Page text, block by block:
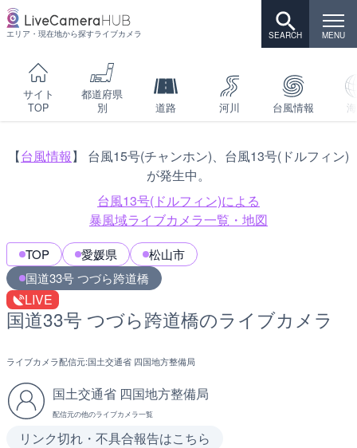
エリア・現在地から探すライブカメラ
サイト
TOP
都道府県
別
道路 河川 台風情報
【台風情報】 台風15号(チャンホン)、台風13号(ドルフィン)
が発生中。
台風13号(ドルフィン)による
暴風域ライブカメラ一覧・地図
TOP 愛媛県
松山市
国道33号 つづら跨道橋
LIVE
国道33号 つづら跨道橋のライブカメラ
ライブカメラ配信元:国土交通省 四国地方整備局
国土交通省 四国地方整備局
配信元の他のライブカメラ一覧
リンク切れ・不具合報告はこちら